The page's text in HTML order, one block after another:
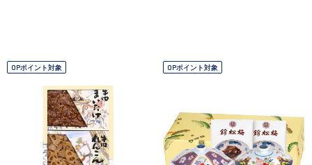
OPポイント対象 OPポイント対象